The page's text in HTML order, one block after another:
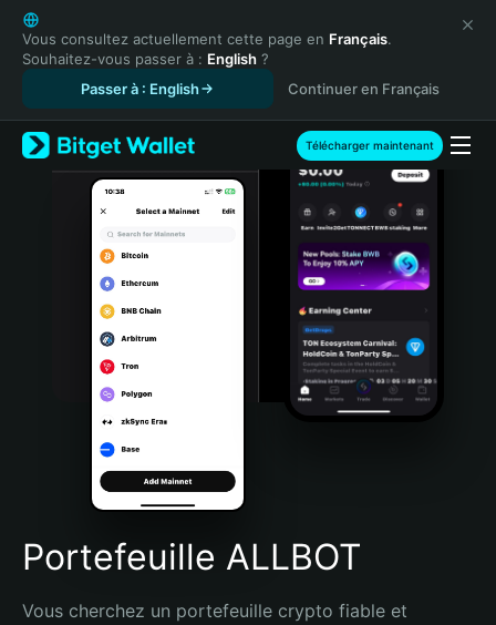
English
日本語
Tiếng Việt
Español (Latinoamérica)
Türkçe
Italiano
Português (Portugal)
Bahasa Indonesia
Português (Brasil)
Español (Argentina)
Vous consultez actuellement cette page en Français.
Souhaitez-vous passer à : English ?
Passer à : English
Continuer en Français
Télécharger maintenant
Portefeuille ALLBOT
Vous cherchez un portefeuille crypto fiable et